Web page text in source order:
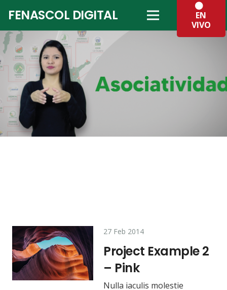
FENASCOL DIGITAL
EN
VIVO
27 Feb 2014
Project Example 2
– Pink
Nulla iaculis molestie